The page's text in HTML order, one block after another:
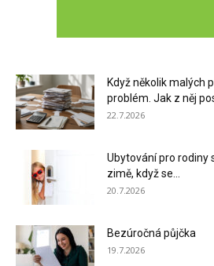
Když několik malých
problém. Jak z něj
22.7.2026
Ubytování pro rodiny
zimě, když se...
20.7.2026
Bezúročná půjčka
19.7.2026